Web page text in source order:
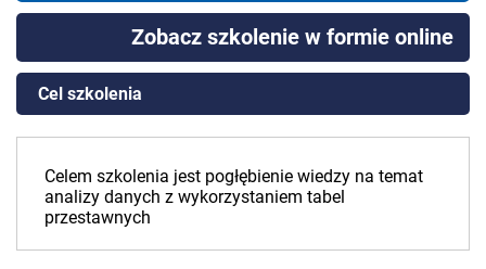
Zobacz szkolenie w formie online
Cel szkolenia
Celem szkolenia jest pogłębienie wiedzy na temat
analizy danych z wykorzystaniem tabel
przestawnych